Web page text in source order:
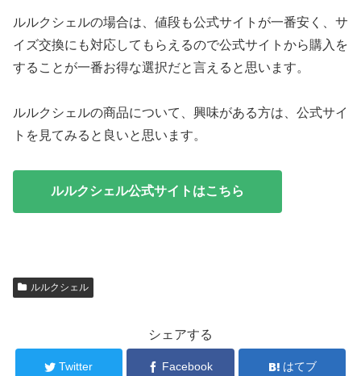
ルルクシェルの場合は、値段も公式サイトが一番安く、サ
イズ交換にも対応してもらえるので公式サイトから購入を
することが一番お得な選択だと言えると思います。
ルルクシェルの商品について、興味がある方は、公式サイ
トを見てみると良いと思います。
ルルクシェル公式サイトはこちら
ルルクシェル
シェアする
Twitter Facebook はてブ